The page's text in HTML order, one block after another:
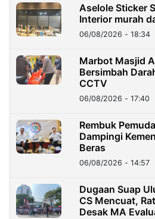
Aselole Sticker
Interior murah
06/08/2026 - 18:34
Marbot Masjid
Bersimbah
CCTV
06/08/2026 - 17:40
Rembuk
Dampingi
Beras
06/08/2026 - 14:57
Dugaan Suap
CS Mencuat,
Desak MA